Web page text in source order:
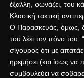
έξαλλη, φωνάζει, του
Κλασική τακτική
Ο Παρασκευάς, όμως,
του λέει τον πόνο
σίγουρος ότι με
ηρεμήσει (και ίσως να
συμβουλεύει να